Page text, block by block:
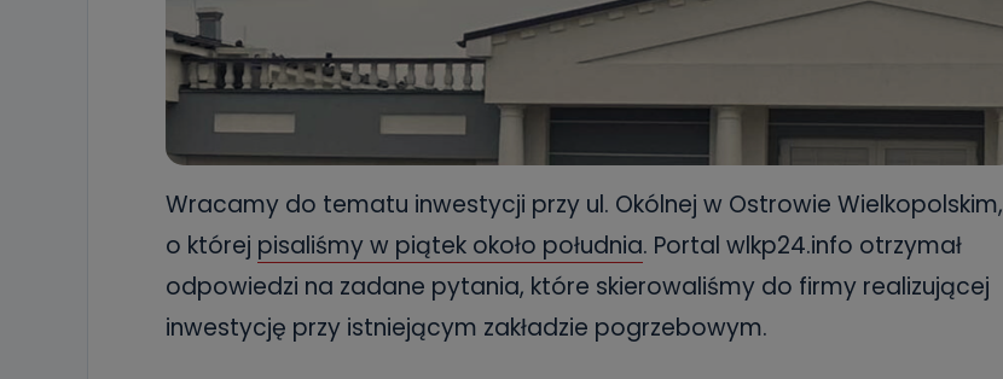
Wracamy do tematu inwestycji przy ul. Okólnej w Ostrowie Wielkopolskim,
o której pisaliśmy w piątek około południa. Portal wlkp24.info otrzymał
odpowiedzi na zadane pytania, które skierowaliśmy do firmy realizującej
inwestycję przy istniejącym zakładzie pogrzebowym.